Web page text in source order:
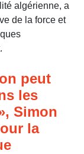
algérienne, a
de la force et
peut
les
Simon
la